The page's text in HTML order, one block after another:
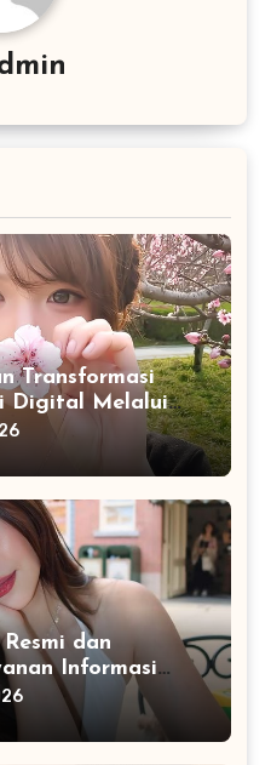
Transformasi
Digital Melalui
dan
Informasi